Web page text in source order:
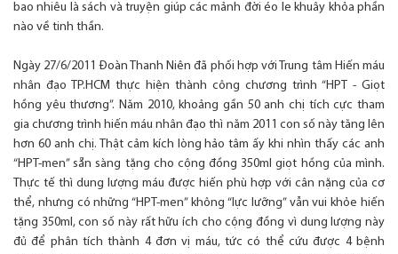
bao nhiêu là sách và truyện giúp các mảnh đời éo le khuây khỏa phần
nào về tinh thần.
Ngày 27/6/2011 Đoàn Thanh Niên đã phối hợp với Trung tâm Hiến máu
nhân đạo TP.HCM thực hiện thành công chương trình “HPT - Giọt
hồng yêu thương”. Năm 2010, khoảng gần 50 anh chị tích cực tham
gia chương trình hiến máu nhân đạo thì năm 2011 con số này tăng lên
hơn 60 anh chị. Thật cảm kích lòng hảo tâm ấy khi nhìn thấy các anh
“HPT-men” sẵn sàng tặng cho cộng đồng 350ml giọt hồng của mình.
Thực tế thì dung lượng máu được hiến phù hợp với cân nặng của cơ
thể, nhưng có những “HPT-men” không “lực lưỡng” vẫn vui khỏe hiến
tặng 350ml, con số này rất hữu ích cho cộng đồng vì dung lượng này
đủ để phân tích thành 4 đơn vị máu, tức có thể cứu được 4 bệnh